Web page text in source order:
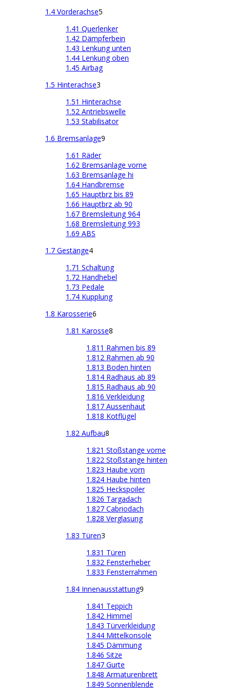
1.4 Vorderachse5
1.41 Querlenker
1.42 Dämpferbein
1.43 Lenkung unten
1.44 Lenkung oben
1.45 Airbag
1.5 Hinterachse3
1.51 Hinterachse
1.52 Antriebswelle
1.53 Stabilisator
1.6 Bremsanlage9
1.61 Räder
1.62 Bremsanlage vorne
1.63 Bremsanlage hi
1.64 Handbremse
1.65 Hauptbrz bis 89
1.66 Hauptbrz ab 90
1.67 Bremsleitung 964
1.68 Bremsleitung 993
1.69 ABS
1.7 Gestänge4
1.71 Schaltung
1.72 Handhebel
1.73 Pedale
1.74 Kupplung
1.8 Karosserie6
1.81 Karosse8
1.811 Rahmen bis 89
1.812 Rahmen ab 90
1.813 Boden hinten
1.814 Radhaus ab 89
1.815 Radhaus ab 90
1.816 Verkleidung
1.817 Aussenhaut
1.818 Kotflügel
1.82 Aufbau8
1.821 Stoßstange vorne
1.822 Stoßstange hinten
1.823 Haube vorn
1.824 Haube hinten
1.825 Heckspoiler
1.826 Targadach
1.827 Cabriodach
1.828 Verglasung
1.83 Türen3
1.831 Türen
1.832 Fensterheber
1.833 Fensterrahmen
1.84 Innenausstattung9
1.841 Teppich
1.842 Himmel
1.843 Türverkleidung
1.844 Mittelkonsole
1.845 Dämmung
1.846 Sitze
1.847 Gurte
1.848 Armaturenbrett
1.849 Sonnenblende